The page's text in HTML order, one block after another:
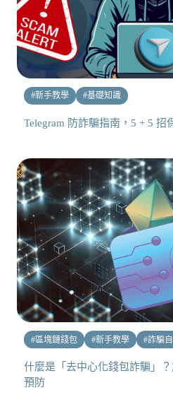
#新手教學 #基礎知識
Telegram 防詐騙指南，5 + 5 招
#區塊鏈錢包 #新手教學 #詐騙
什麼是「去中心化錢包詐騙」
預防